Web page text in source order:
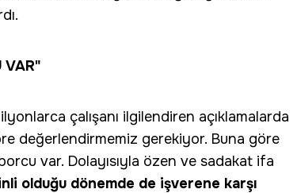
VAR"
çalışanı ilgilendiren açıklamalarda
değerlendirmemiz gerekiyor. Buna göre
var. Dolayısıyla özen ve sadakat ifa
olduğu dönemde de işverene karşı